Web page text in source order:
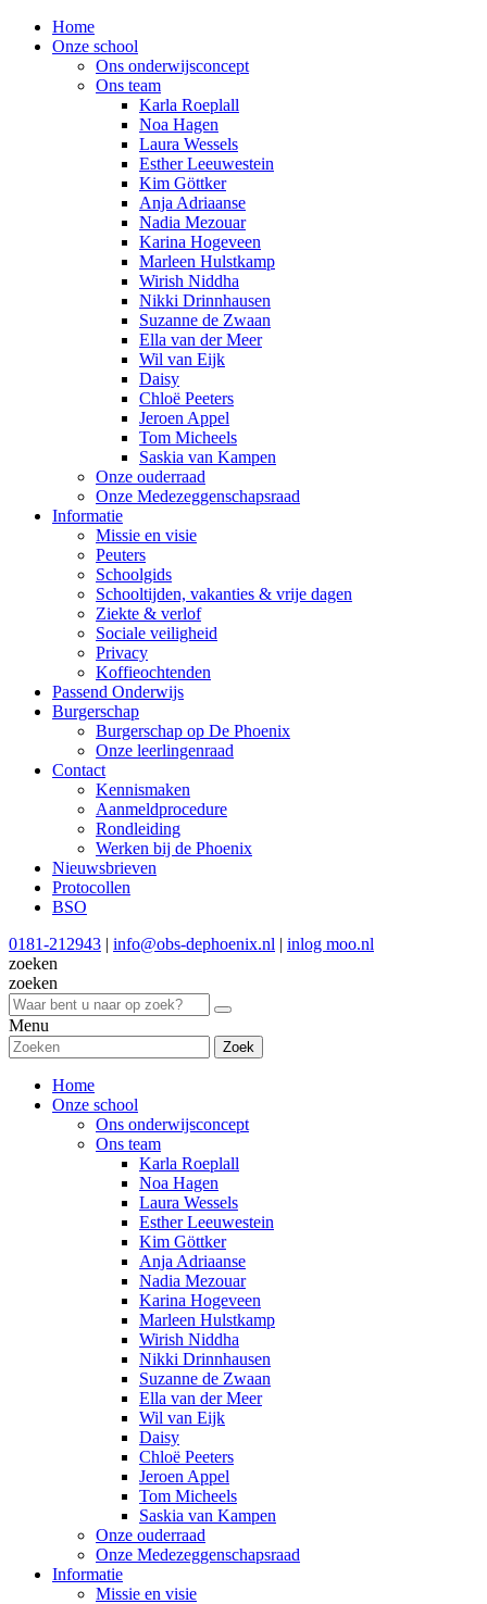
Home
Onze school
Ons onderwijsconcept
Ons team
Karla Roeplall
Noa Hagen
Laura Wessels
Esther Leeuwestein
Kim Göttker
Anja Adriaanse
Nadia Mezouar
Karina Hogeveen
Marleen Hulstkamp
Wirish Niddha
Nikki Drinnhausen
Suzanne de Zwaan
Ella van der Meer
Wil van Eijk
Daisy
Chloë Peeters
Jeroen Appel
Tom Micheels
Saskia van Kampen
Onze ouderraad
Onze Medezeggenschapsraad
Informatie
Missie en visie
Peuters
Schoolgids
Schooltijden, vakanties & vrije dagen
Ziekte & verlof
Sociale veiligheid
Privacy
Koffieochtenden
Passend Onderwijs
Burgerschap
Burgerschap op De Phoenix
Onze leerlingenraad
Contact
Kennismaken
Aanmeldprocedure
Rondleiding
Werken bij de Phoenix
Nieuwsbrieven
Protocollen
BSO
0181-212943 | info@obs-dephoenix.nl | inlog moo.nl
zoeken
zoeken
Menu
Zoek
Home
Onze school
Ons onderwijsconcept
Ons team
Karla Roeplall
Noa Hagen
Laura Wessels
Esther Leeuwestein
Kim Göttker
Anja Adriaanse
Nadia Mezouar
Karina Hogeveen
Marleen Hulstkamp
Wirish Niddha
Nikki Drinnhausen
Suzanne de Zwaan
Ella van der Meer
Wil van Eijk
Daisy
Chloë Peeters
Jeroen Appel
Tom Micheels
Saskia van Kampen
Onze ouderraad
Onze Medezeggenschapsraad
Informatie
Missie en visie